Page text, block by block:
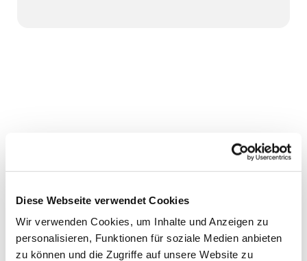
Diese Webseite verwendet Cookies
Wir verwenden Cookies, um Inhalte und Anzeigen zu
personalisieren, Funktionen für soziale Medien anbieten
zu können und die Zugriffe auf unsere Website zu